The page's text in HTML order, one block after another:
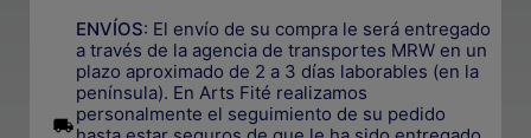
ENVÍOS: El envío de su compra le será entregado
a través de la agencia de transportes MRW en un
plazo aproximado de 2 a 3 días laborables (en la
península). En Arts Fité realizamos
personalmente el seguimiento de su pedido